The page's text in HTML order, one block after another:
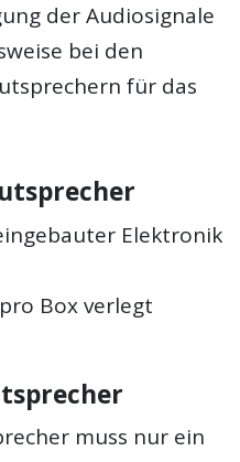
der Audiosignale
bei den
für das
Elektronik
Box verlegt
muss nur ein